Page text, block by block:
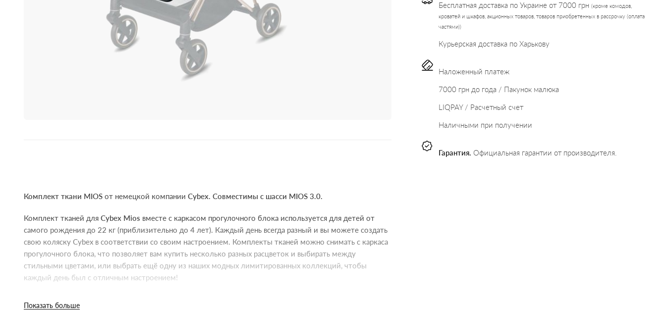
Комплект ткани MIOS от немецкой компании Cybex. Cовместимы с шасси MIOS 3.0.
Комплект тканей для Cybex Mios вместе с каркасом прогулочного блока используется для детей от
самого рождения до 22 кг (приблизительно до 4 лет). Каждый день всегда разный и вы можете создать
свою коляску Cybex в соответствии со своим настроением. Комплекты тканей можно снимать с каркаса
прогулочного блока, что позволяет вам купить несколько разных расцветок и выбирать между
стильными цветами, или выбрать ещё одну из наших модных лимитированных коллекций, чтобы
каждый день был с отличным настроением!
Показать больше
Бесплатная доставка по Украине от 7000 грн (кроме комодов,
кроватей и шкафов, акционных товаров, товаров приобретенных в рассрочку (оплата
частями))
Курьерская доставка по Харькову
Наложенный платеж
7000 грн до года / Пакунок малюка
LIQPAY / Расчетный счет
Наличными при получении
Гарантия. Официальная гарантии от производителя.